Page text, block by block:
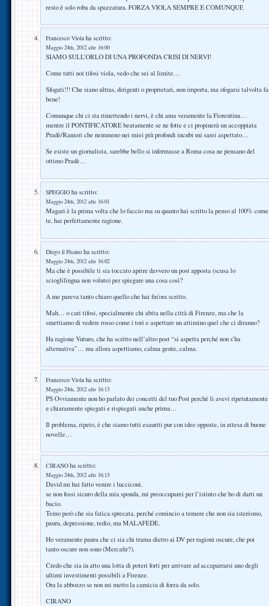
resto è solo roba da spazzatura. FORZA VIOLA SEMPRE E COMUNQUE
Francesco Viola ha scritto:
Maggio 24th, 2012 alle 16:00
SIAMO SULL’ORLO DI UNA PROFONDA CRISI DI NERVI!
Come tutti noi tifosi viola, vedo che sei al limite…
Sfogati!!! Che siano ultras, dirigenti o proprietari, non importa, ma sfogarsi talvolta fa
bene!
Comunque chi ci sta rimettendo i nervi, è chi ama veramente la Fiorentina…
mentre il PONTIFICATORE beatamente se ne fotte e ci propinerà un accoppiata
Pradè/Ranieri che nemmeno nei miei più profondi incubi mi sarei aspettato…
Se esiste un giornalista, sarebbe bello si informasse a Roma cosa ne pensano del
ottimo Pradè…
SPEGGIO ha scritto:
Maggio 24th, 2012 alle 16:01
Magari è la prima volta che lo faccio ma su quanto hai scritto la penso al 100% come
te, hai perfettamente ragione.
Diego il Pisano ha scritto:
Maggio 24th, 2012 alle 16:02
Ma che è possibile ti sia toccato aprire davvero un post apposta (scusa lo
scioglilingua non voluto) per spiegare una cosa così?
A me pareva tanto chiaro quello che hai fin’ora scritto.
Mah… o cari tifosi, specialmente chi abita nella città di Firenze, ma che la
smettiamo di vedere rosso come i tori e aspettare un attimino quel che ci diranno?
Ha ragione Vuturo, che ha scritto nell’altro post “si aspetta perché non s’ha
alternativa”… ma allora aspettiamo, calma gente, calma.
Francesco Viola ha scritto:
Maggio 24th, 2012 alle 16:13
PS Ovviamente non ho parlato dei concetti del tuo Post perchè li avevi ripetutamente
e chiaramente spiegati e rispiegati anche prima…
Il problema, ripeto, è che siamo tutti esauriti pur con idee opposte, in attesa di buone
novelle…
CIRANO ha scritto:
Maggio 24th, 2012 alle 16:13
David mi hai fatto venire i lucciconi.
se non fossi sicuro della mia sponda, mi preoccuparei per l’istinto che ho di darti un
bacio.
Temo però che sia fatica sprecata, perché comincio a temere che non sia isterismo,
paura, depressione, tedio, ma MALAFEDE.
Ho veramente paura che ci sia chi trama dietro ai DV per ragioni oscure, che poi
tanto oscure non sono (Mercafir?).
Credo che sia in atto una lotta di poteri forti per arrivare ad accaparrarsi uno degli
ultimi investimenti possibili a Firenze.
Ora la abbozzo se non mi metto la camicia di forza da solo.
CIRANO